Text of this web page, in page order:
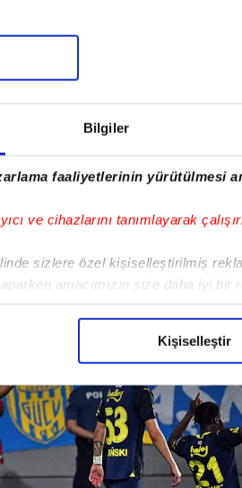
Bilgiler
faaliyetlerinin yürütülmesi
ve cihazlarını tanımlayarak
sizlere özel kişiselleştirilmiş
amacımızın size daha iyi
gelen çabayı gösterdiğimizi
için İnternet Sitemizde
verileriniz işlenmekte olup gerekli
çerezler, sitemizin daha işlevsel
yapılması, amaçlarıyla sınırlı olarak
Kişiselleştir
Samet Akaydin, Nazım